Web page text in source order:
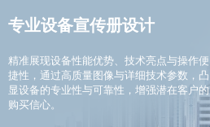
专业设备宣传册设计
精准展现设备性能优势、技术亮点与操作便
捷性，通过高质量图像与详细技术参数，凸
显设备的专业性与可靠性，增强潜在客户的
购买信心。